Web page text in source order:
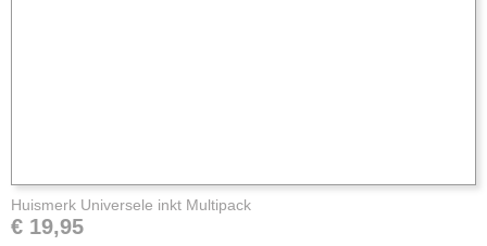
Huismerk Universele inkt Multipack
€ 19,95